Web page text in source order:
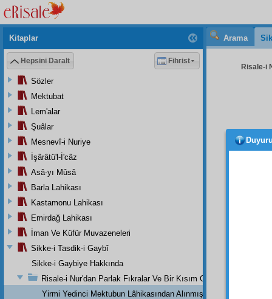
Arama
Risale-i
dedi.
Kitaplar
Hepsini Daralt Fihrist
Sözler
Mektubat
Lem'alar
Şuâlar
Mesnevî-i Nuriye
İşârâtü'l-İ'câz
Asâ-yı Mûsâ
Barla Lahikası
Kastamonu Lahikası
Emirdağ Lahikası
İman Ve Küfür Muvazeneleri
Sikke-i Tasdik-i Gaybî
Sikke-i Gaybiye Hakkında
Risale-i Nur'dan Parlak Fıkralar Ve Bir Kısım Güzel Mektuplar
Yirmi Yedinci Mektubun Lâhikasından Alınmış Mühim Parçalar
Duyuru